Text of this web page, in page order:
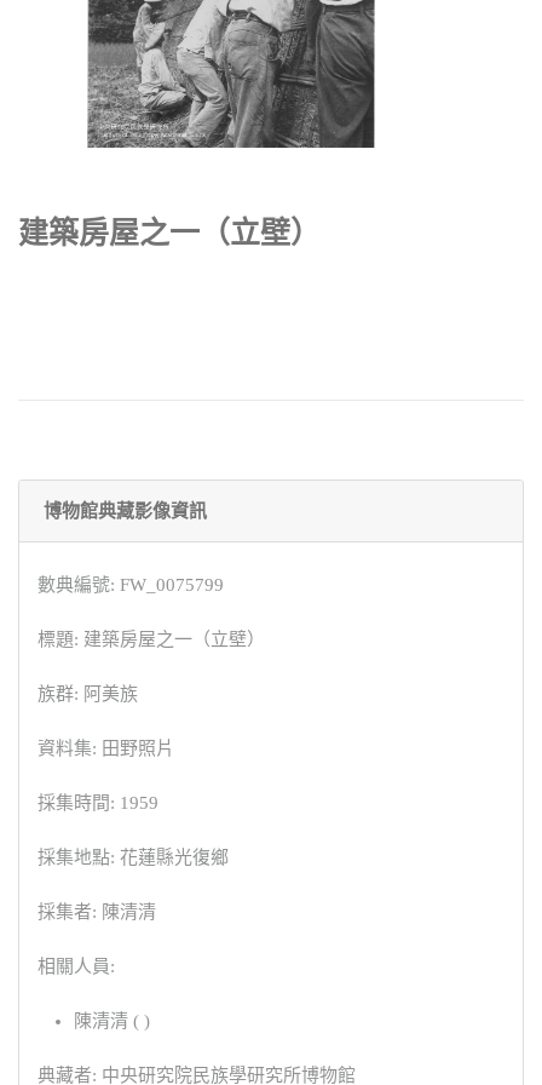
建築房屋之一（立壁）
博物館典藏影像資訊
數典編號: FW_0075799
標題: 建築房屋之一（立壁）
族群: 阿美族
資料集: 田野照片
採集時間: 1959
採集地點: 花蓮縣光復鄉
採集者: 陳清清
相關人員:
陳清清 ( )
典藏者: 中央研究院民族學研究所博物館